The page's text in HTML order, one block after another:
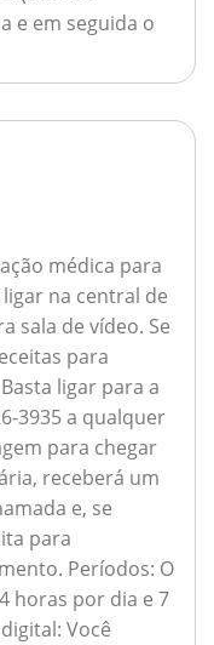
e em seguida o
médica para
na central de
sala de vídeo. Se
para
Basta ligar para a
3935 a qualquer
para chegar
receberá um
e, se
para
Períodos: O
horas por dia e 7
Você